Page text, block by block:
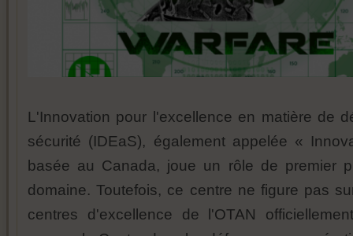
L'Innovation pour l'excellence en matière de
sécurité (IDEaS), également appelée «
basée au Canada, joue un rôle de premier
domaine. Toutefois, ce centre ne figure pas
centres d'excellence de l'OTAN